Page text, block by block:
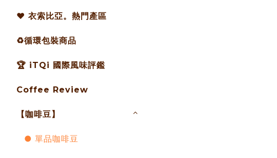
❤️ 衣索比亞。熱門產區
♻️循環包裝商品
🏆 iTQi 國際風味評鑑
Coffee Review
【咖啡豆】
● 單品咖啡豆